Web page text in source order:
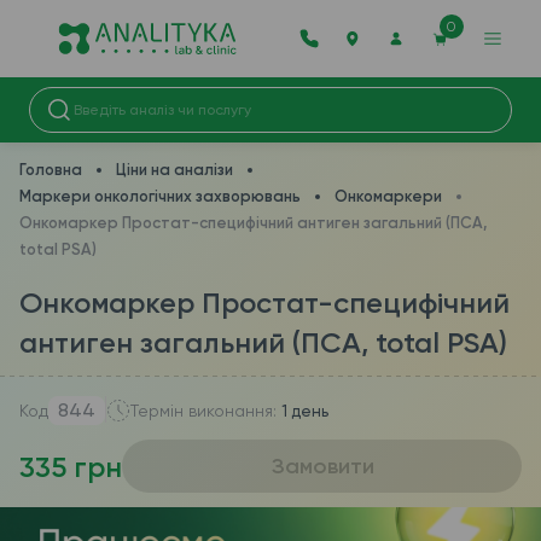
0
Головна
Ціни на аналізи
Маркери онкологічних захворювань
Онкомаркери
Онкомаркер Простат-специфічний антиген загальний (ПСА,
total PSA)
Онкомаркер Простат-специфічний
антиген загальний (ПСА, total PSA)
Код 844 Термін виконання: 1 день
335 грн Замовити